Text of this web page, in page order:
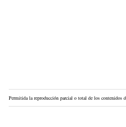
Permitida la reproducción parcial o total de los contenidos